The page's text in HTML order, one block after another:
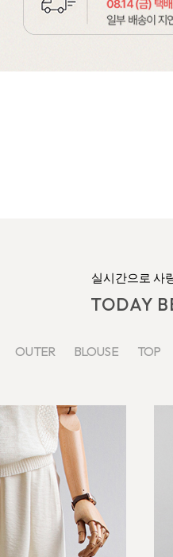
실시간으로 사
TODAY
OUTER BLOUSE TOP